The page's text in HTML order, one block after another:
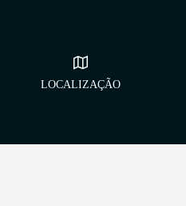
LOCALIZAÇÃO